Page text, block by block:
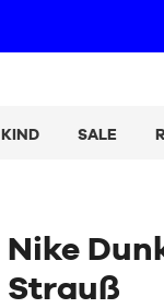
KIND SALE
Nike
Strauß